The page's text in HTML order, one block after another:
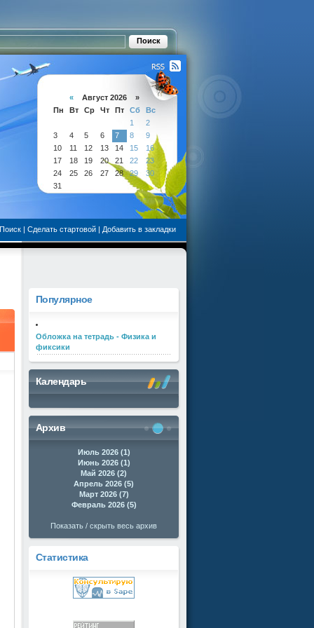
« Август 2026 »
Пн
Вт Ср Чт Пт Сб
Вс
1
2
3
4 5 6 7 8
9
10
11 12 13 14 15
16
17
18 19 20 21 22
23
24
25 26 27 28 29
30
31
Поиск | Сделать стартовой | Добавить в закладки
Популярное
Обложка на тетрадь - Физика и
фиксики
Календарь
Архив
Июль 2026 (1)
Июнь 2026 (1)
Май 2026 (2)
Апрель 2026 (5)
Март 2026 (7)
Февраль 2026 (5)
Показать / скрыть весь архив
Статистика